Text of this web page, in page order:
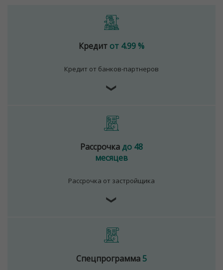
Кредит от 4.99 %
Кредит от банков-партнеров
❯
Рассрочкадо 48
месяцев
Рассрочка от застройщика
❯
Спецпрограмма5